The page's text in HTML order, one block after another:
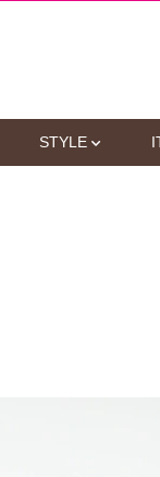
STYLE